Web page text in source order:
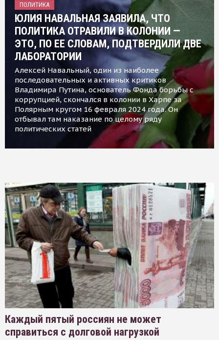
ПОЛИТИКА
ЮЛИЯ НАВАЛЬНАЯ ЗАЯВИЛА, ЧТО
ПОЛИТИКА ОТРАВИЛИ В КОЛОНИИ —
ЭТО, ПО ЕЕ СЛОВАМ, ПОДТВЕРДИЛИ ДВЕ
ЛАБОРАТОРИИ
Алексей Навальный, один из наиболее
последовательных и активных критиков
Владимира Путина, основатель Фонда борьбы с
коррупцией, скончался в колонии в Харпе за
Полярным кругом 16 февраля 2024 года. Он
отбывал там наказание по целому ряду
политических статей
Каждый пятый россиян не может
справиться с долговой нагрузкой